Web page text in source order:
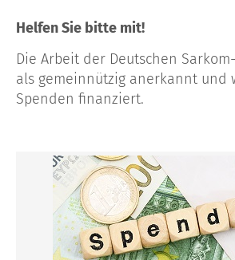
Helfen Sie bitte mit!
Die Arbeit der Deutschen
als gemeinnützig anerkannt und
Spenden finanziert.